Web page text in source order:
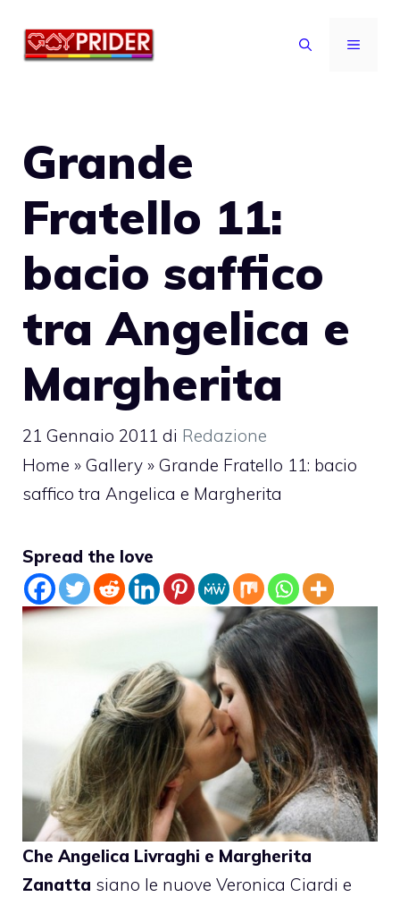
MENU
Grande
Fratello 11:
bacio saffico
tra Angelica e
Margherita
21 Gennaio 2011 di Redazione
Home » Gallery » Grande Fratello 11: bacio
saffico tra Angelica e Margherita
Spread the love
Che Angelica Livraghi e Margherita
Zanatta siano le nuove Veronica Ciardi e